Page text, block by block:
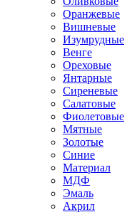
Оранжевые
Вишневые
Изумрудные
Венге
Ореховые
Янтарные
Сиреневые
Салатовые
Фиолетовые
Мятные
Золотые
Синие
Материал
МДФ
Эмаль
Акрил